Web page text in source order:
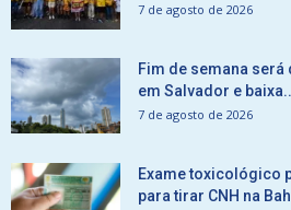
7 de agosto de 2026
Fim de semana
em Salvador e
7 de agosto de 2026
Exame toxicológico
para tirar CNH na